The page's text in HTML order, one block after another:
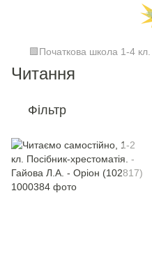
🟩Початкова школа 1-4 кл.
Читання
Фільтр